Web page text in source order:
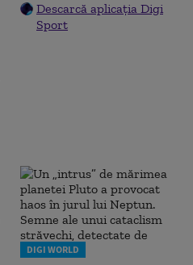
Descarcă aplicația Digi
Sport
DIGI WORLD